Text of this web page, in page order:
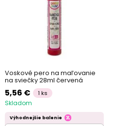
Voskové pero na maľovanie
na sviečky 28ml červená
5,56 € 1 ks
Skladom
Výhodnejšie balenie